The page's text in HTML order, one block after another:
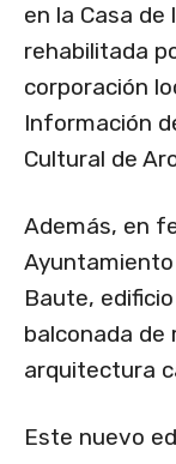
en la Casa de
rehabilitada
corporación
Información
Cultural de
Además, en
Ayuntamiento
Baute,
balconada de
arquitectura
Este nuevo